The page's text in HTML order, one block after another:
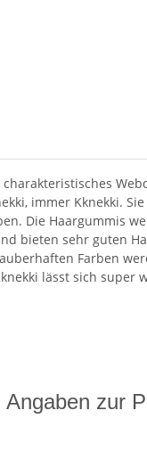
immer Kknekki.
Die Haargummis
bieten sehr guten
Farben
lässt sich
Angaben zur